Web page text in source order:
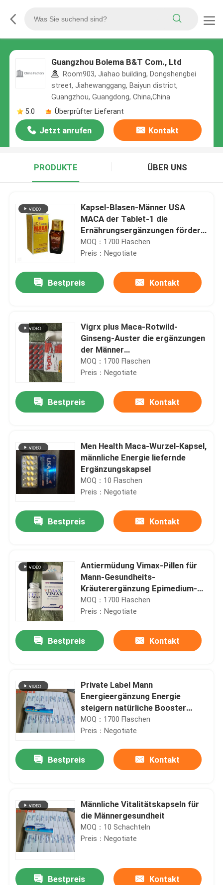
Guangzhou Bolema B&T Com., Ltd
Room903, Jiahao building, Dongshengbei
street, Jiahewanggang, Baiyun district,
Guangzhou, Guangdong, China,China
5.0
Überprüfter Lieferant
Jetzt anrufen Kontakt
PRODUKTE ÜBER UNS
Kapsel-Blasen-Männer USA
MACA der Tablet-1 die
Ernährungsergänzungen fördert
Prostatagesundheits-Tablet
MOQ：1700 Flaschen
Preis：Negotiate
Bestpreis Kontakt
Vigrx plus Maca-Rotwild-
Ginseng-Auster die ergänzungen
der Männer
Ernährungsschneidet
persönliche Gesundheitswesen-
MOQ：1700 Flaschen
Preis：Negotiate
Bestpreis Kontakt
Men Health Maca-Wurzel-Kapsel,
männliche Energie liefernde
Ergänzungskapsel
MOQ：10 Flaschen
Preis：Negotiate
Bestpreis Kontakt
Antiermüdung Vimax-Pillen für
Mann-Gesundheits-
Kräuterergänzung Epimedium-
Tablet-Pillen-Kapseln
MOQ：1700 Flaschen
Preis：Negotiate
Bestpreis Kontakt
Private Label Mann
Energieergänzung Energie
steigern natürliche Booster
starke Maca-Wurzel Pillen Maca-
Kapseln
MOQ：1700 Flaschen
Preis：Negotiate
Bestpreis Kontakt
Männliche Vitalitätskapseln für
die Männergesundheit
MOQ：10 Schachteln
Preis：Negotiate
Bestpreis Kontakt